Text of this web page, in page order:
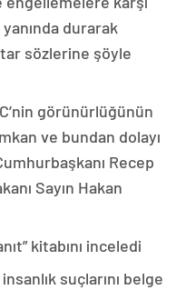
durarak
sözlerine şöyle
görünürlüğünün
ve bundan dolayı
Recep
Sayın Hakan
kitabını inceledi
suçlarını belge